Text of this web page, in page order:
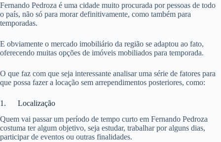
Fernando Pedroza é uma cidade muito procurada por pessoas de todo
o país, não só para morar definitivamente, como também para
temporadas.
E obviamente o mercado imobiliário da região se adaptou ao fato,
oferecendo muitas opções de imóveis mobiliados para temporada.
O que faz com que seja interessante analisar uma série de fatores para
que possa fazer a locação sem arrependimentos posteriores, como:
1. Localização
Quem vai passar um período de tempo curto em Fernando Pedroza
costuma ter algum objetivo, seja estudar, trabalhar por alguns dias,
participar de eventos ou outras finalidades.